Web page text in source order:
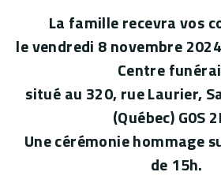
La famille recevra vos
le vendredi 8 novembre
Centre
situé au 320, rue Laurier,
(Québec) G0S
Une cérémonie hommage
de 15h.